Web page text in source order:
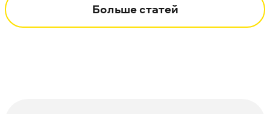
Больше статей